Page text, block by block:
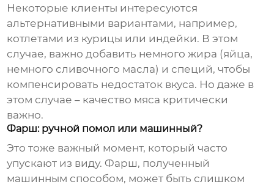
Некоторые клиенты интересуются
альтернативными вариантами, например,
котлетами из курицы или индейки. В этом
случае, важно добавить немного жира (яйца,
немного сливочного масла) и специй, чтобы
компенсировать недостаток вкуса. Но даже в
этом случае – качество мяса критически
важно.
Фарш: ручной помол или машинный?
Это тоже важный момент, который часто
упускают из виду. Фарш, полученный
машинным способом, может быть слишком